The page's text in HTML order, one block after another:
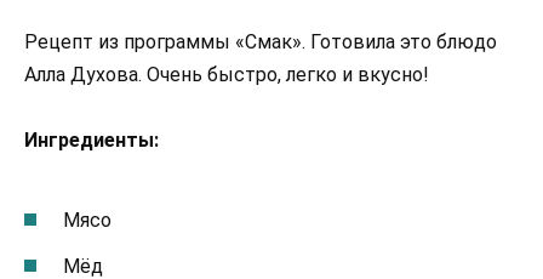
Рецепт из программы «Смак». Готовила это блюдо
Алла Духова. Очень быстро, легко и вкусно!
Ингредиенты:
Мясо
Мёд